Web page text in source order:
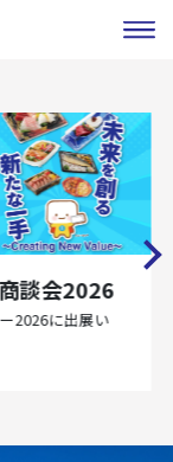
会2026
に出展い
Next